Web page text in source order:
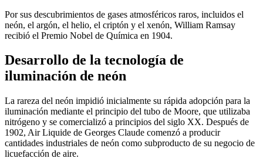
Por sus descubrimientos de gases atmosféricos raros, incluidos el
neón, el argón, el helio, el criptón y el xenón, William Ramsay
recibió el Premio Nobel de Química en 1904.
Desarrollo de la tecnología de
iluminación de neón
La rareza del neón impidió inicialmente su rápida adopción para la
iluminación mediante el principio del tubo de Moore, que utilizaba
nitrógeno y se comercializó a principios del siglo XX. Después de
1902, Air Liquide de Georges Claude comenzó a producir
cantidades industriales de neón como subproducto de su negocio de
licuefacción de aire.